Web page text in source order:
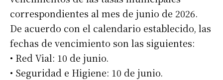
correspondientes al mes de junio de 2026.
De acuerdo con el calendario establecido, las
fechas de vencimiento son las siguientes:
• Red Vial: 10 de junio.
• Seguridad e Higiene: 10 de junio.